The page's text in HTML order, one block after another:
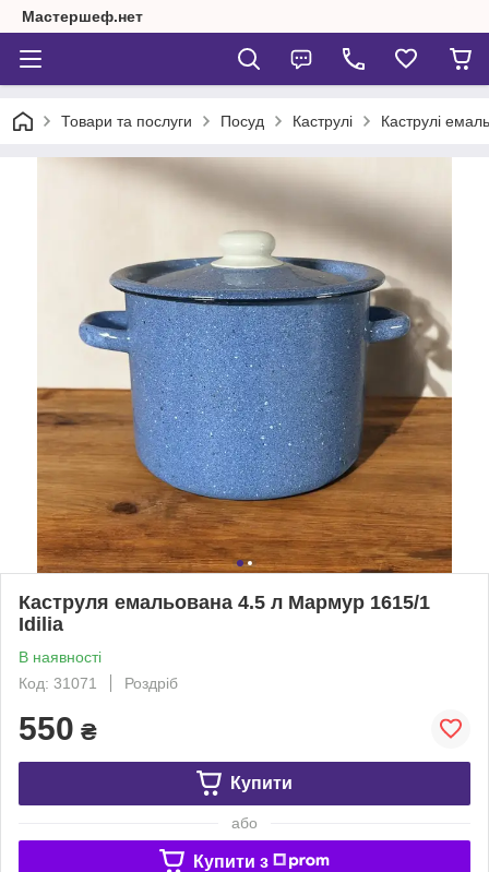
Мастершеф.нет
Товари та послуги Посуд Каструлі Каструлі
Каструля емальована 4.5 л Мармур 1615/1
Idilia
В наявності
Код: 31071
Роздріб
550 ₴
Купити
або
Купити з